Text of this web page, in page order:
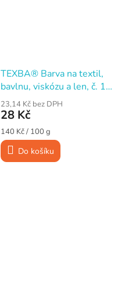
TEXBA® Barva na textil,
bavlnu, viskózu a len, č. 10
Hnědá, 20 g
23,14 Kč bez DPH
28 Kč
Měrná
cena:
140 Kč / 100 g
Do košíku